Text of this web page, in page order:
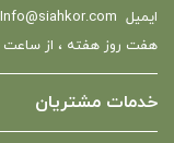
ایمیل Info@siahkor.com
هفت روز هفته ، از ساعت 11 تا 22 پاسخگوی شما هستیم.
خدمات مشتریان